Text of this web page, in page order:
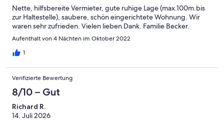
Nette, hilfsbereite Vermieter, gute ruhige Lage (max.100m.bis
zur Haltestelle), saubere, schön eingerichtete Wohnung. Wir
waren sehr zufrieden. Vielen lieben Dank. Familie Becker.
Aufenthalt von 4 Nächten im Oktober 2022
1
Verifizierte Bewertung
8/10 – Gut
Richard R.
14. Juli 2026